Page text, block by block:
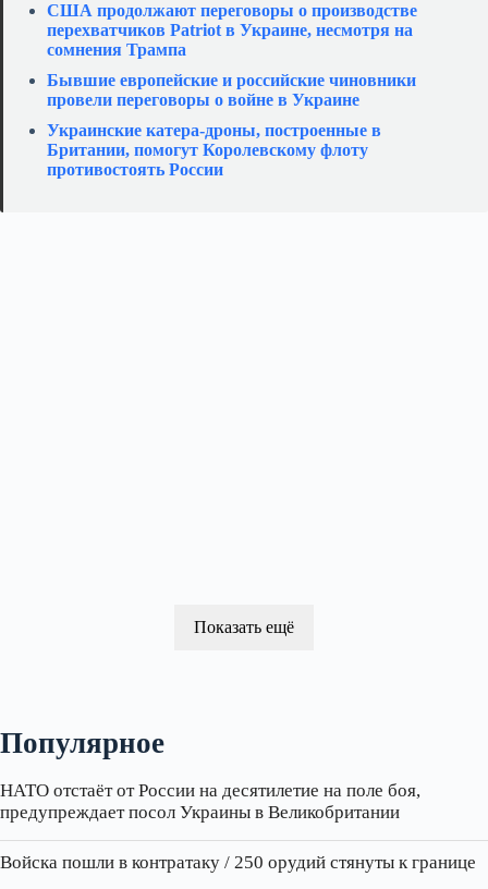
США продолжают переговоры о производстве
перехватчиков Patriot в Украине, несмотря на
сомнения Трампа
Бывшие европейские и российские чиновники
провели переговоры о войне в Украине
Украинские катера‑дроны, построенные в
Британии, помогут Королевскому флоту
противостоять России
Показать ещё
Популярное
НАТО отстаёт от России на десятилетие на поле боя,
предупреждает посол Украины в Великобритании
Войска пошли в контратаку / 250 орудий стянуты к границе